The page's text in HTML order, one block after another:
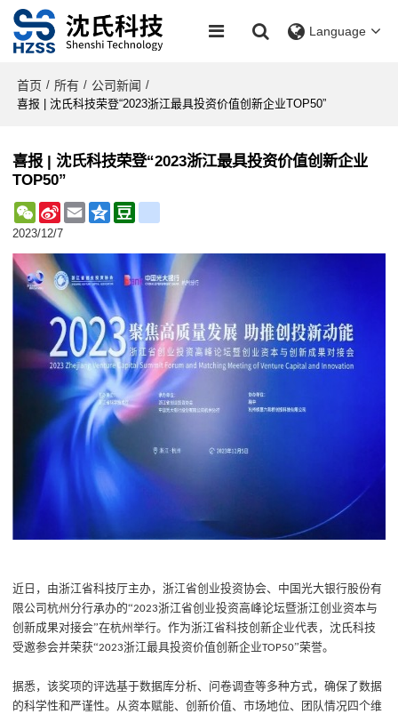
Language
首页 / 所有 / 公司新闻 /
喜报 | 沈氏科技荣登“2023浙江最具投资价值创新企业TOP50”
喜报 | 沈氏科技荣登“2023浙江最具投资价值创新企业
TOP50”
WeChat
Sina
Weibo
Email Qzone
2023/12/7
近日，由浙江省科技厅主办，浙江省创业投资协会、中国光大银行股份有
限公司杭州分行承办的“2023浙江省创业投资高峰论坛暨浙江创业资本与
创新成果对接会”在杭州举行。作为浙江省科技创新企业代表，沈氏科技
受邀参会并荣获“2023浙江最具投资价值创新企业TOP50”荣誉。
据悉，该奖项的评选基于数据库分析、问卷调查等多种方式，确保了数据
的科学性和严谨性。从资本赋能、创新价值、市场地位、团队情况四个维